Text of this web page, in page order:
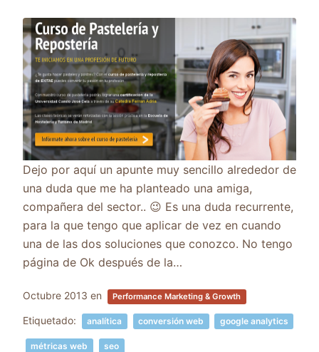
Dejo por aquí un apunte muy sencillo alrededor de
una duda que me ha planteado una amiga,
compañera del sector.. 😉 Es una duda recurrente,
para la que tengo que aplicar de vez en cuando
una de las dos soluciones que conozco. No tengo
página de Ok después de la…
Octubre 2013 en Performance Marketing & Growth
Etiquetado: analítica conversión web google analytics
métricas web seo